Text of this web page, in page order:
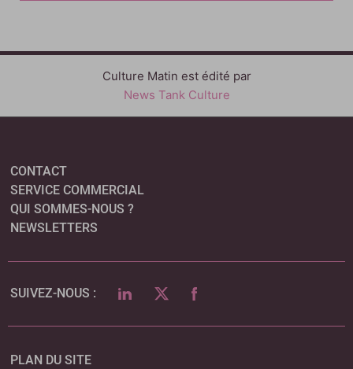
Culture Matin est édité par
News Tank Culture
CONTACT
SERVICE COMMERCIAL
QUI SOMMES-NOUS ?
NEWSLETTERS
SUIVEZ-NOUS : LINKEDINTWITTERFACEBOOK
PLAN DU SITE